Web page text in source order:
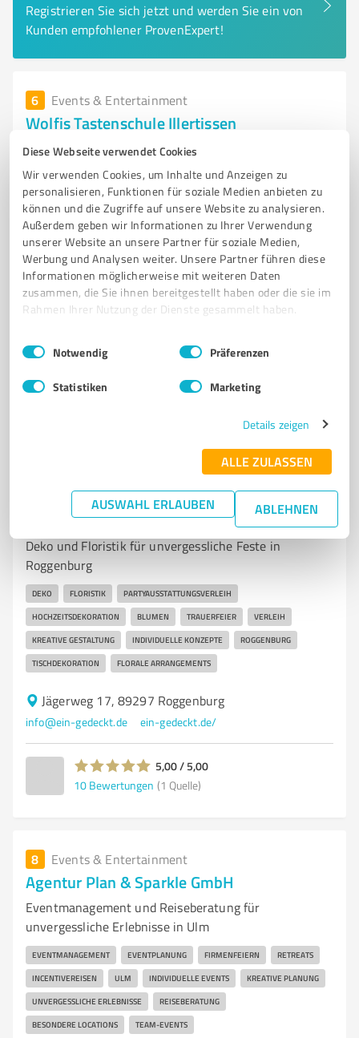
Diese Webseite verwendet Cookies
Wir verwenden Cookies, um Inhalte und Anzeigen zu
personalisieren, Funktionen für soziale Medien anbieten zu
können und die Zugriffe auf unsere Website zu analysieren.
Außerdem geben wir Informationen zu Ihrer Verwendung
unserer Website an unsere Partner für soziale Medien,
Werbung und Analysen weiter. Unsere Partner führen diese
Informationen möglicherweise mit weiteren Daten
zusammen, die Sie ihnen bereitgestellt haben oder die sie im
Rahmen Ihrer Nutzung der Dienste gesammelt haben.
Impressum Datenschutzbestimmungen
Einwilligungsauswahl
Notwendig Präferenzen
Statistiken Marketing
Details zeigen
ALLE ZULASSEN
AUSWAHL ERLAUBEN ABLEHNEN
Registrieren Sie sich jetzt und werden Sie ein von
Kunden empfohlener ProvenExpert!
6 Events & Entertainment
Wolfis Tastenschule Illertissen
Individueller Musikunterricht für alle Altersgruppen in
Illertissen
MUSIKSCHULE ILLERTISSEN KLAVIERUNTERRICHT KEYBOARD
E-PIANO ORGEL GITARRE SCHLAGZEUG
INDIVIDUELLER UNTERRICHT AKTIVE MUSIKER SCHNUPPERSTUNDE
INSTRUMENTENKAUF
Karlsbader Str. 15, 89257 Illertissen
5,00 / 5,00
einGEDECKT | Deko & Floristik | Roggenburg
- Schießen
Deko und Floristik für unvergessliche Feste in
Roggenburg
DEKO FLORISTIK PARTYAUSSTATTUNGSVERLEIH
HOCHZEITSDEKORATION BLUMEN TRAUERFEIER VERLEIH
KREATIVE GESTALTUNG INDIVIDUELLE KONZEPTE ROGGENBURG
TISCHDEKORATION FLORALE ARRANGEMENTS
Jägerweg 17, 89297 Roggenburg
info@ein-gedeckt.de ein-gedeckt.de/
5,00 / 5,00
10 Bewertungen (1 Quelle)
8 Events & Entertainment
Agentur Plan & Sparkle GmbH
Eventmanagement und Reiseberatung für
unvergessliche Erlebnisse in Ulm
EVENTMANAGEMENT EVENTPLANUNG FIRMENFEIERN RETREATS
INCENTIVEREISEN ULM INDIVIDUELLE EVENTS KREATIVE PLANUNG
UNVERGESSLICHE ERLEBNISSE REISEBERATUNG
BESONDERE LOCATIONS TEAM-EVENTS